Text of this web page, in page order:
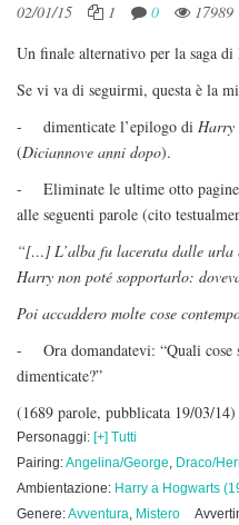
02/01/15 1 0 17989
Un finale alternativo per la saga di
Se vi va di seguirmi, questa è la
- dimenticate l’epilogo di Harry
(Diciannove anni dopo).
- Eliminate le ultime otto pagine
alle seguenti parole (cito
“[…] L’alba fu lacerata dalle urla
Harry non poté sopportarlo:
Poi accaddero molte cose
- Ora domandatevi: “Quali cose
dimenticate?”
(1689 parole, pubblicata 19/03/14)
Personaggi: [+] Tutti
Pairing:Angelina/George, Draco/
Ambientazione: Harry a Hogwarts
Genere:Avventura, Mistero